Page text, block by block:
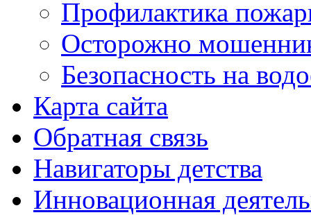
Профилактика
Осторожно
Безопасность на
Карта сайта
Обратная связь
Навигаторы детства
Инновационная